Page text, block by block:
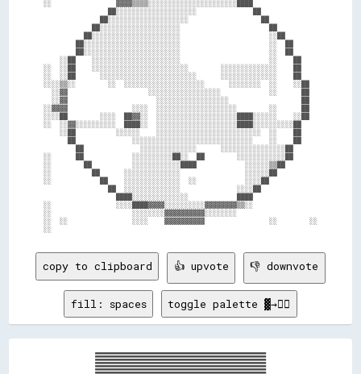
░░                ▓▓▓▓▒▒▒▒░░░░░░░░░░░░░░░░░░░░░░████
                ██░░░░░░░░░░░░░░░░░░░░              ██
              ██░░░░░░░░░░░░░░░░░░░░                  ██
            ██░░░░░░░░░░░░░░░░░░░░                      ██
          ██░░░░░░░░░░░░░░░░░░░░░░                      ░░██
        ██░░░░░░░░░░░░░░░░░░░░░░░░                      ░░  ██
        ██░░░░░░░░░░░░░░░░░░░░░░░░                      ░░  ██
    ░░██    ░░░░░░░░░░░░░░░░░░░░░░                      ░░    ██
░░  ░░██    ░░░░░░░░░░░░░░░░░░░░░░░░        ░░░░░░░░░░░░░░    ██
░░  ░░██      ░░░░░░░░░░░░░░░░░░░░░░░░      ░░░░░░░░░░░░░░    ██
░░░░▒▒░░        ░░  ░░░░░░░░░░░░░░░░░░░░      ░░░░░░░░  ░░    ░░██
  ░░▓▓                    ░░░░░░░░░░░░░░░░░░            ░░      ██
  ░░▓▓                      ░░░░░░░░░░░░░░░░░░                  ██
░░▓▓▓▓                ░░░░  ░░░░░░░░░░░░░░░░░░░░        ░░      ██
░░░░██        ░░░░  ██▓▓░░  ░░░░░░░░░░░░░░░░░░░░████░░░░░░    ░░██
░░  ░░▓▓░░░░░░░░░░  ████░░  ░░░░░░░░░░░░░░░░░░░░████░░░░░░░░░░██
    ░░██          ░░░░░░    ░░░░░░░░░░░░░░░░░░░░░░░░░░  ░░    ██
      ██              ░░░░░░░░░░░░░░░░░░░░░░░░░░░░░░    ░░    ██
        ██              ░░░░░░░░░░░░░░      ░░░░░░░░░░░░░░░░██
░░      ██            ░░░░░░░░░░██░░  ██        ░░░░░░░░░░░░██
░░        ██          ░░░░░░░░░░░░████            ░░░░░░▒▒██
░░          ██      ░░░░░░░░░░░░░░                ░░░░░░██
░░            ██    ░░░░░░░░░░░░░░  ░░            ░░░░██
                ██  ░░░░░░░░░░░░░░              ░░░░██
                  ████░░░░░░░░░░░░░░            ████
░░                ░░░░████▓▓▓▓░░░░░░░░░░▓▓▓▓▓▓▓▓▒▒░░
░░                    ░░░░░░░░▓▓▓▓▓▓▓▓▓▓░░░░░░░░
░░  ░░                ░░░░    ▓▓▓▓▓▓▓▓▓▓                ░░        ░░
copy to clipboard 👍 upvote 👎 downvote
fill: spaces toggle palette ▓→✊🏽